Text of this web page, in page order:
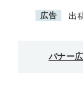
広告 出
バナー